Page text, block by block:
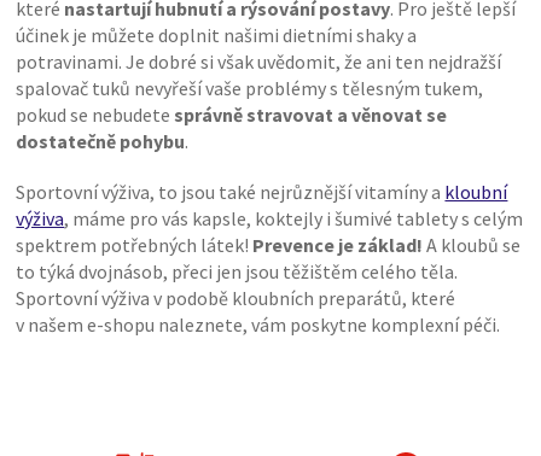
které nastartují hubnutí a rýsování postavy. Pro ještě lepší
účinek je můžete doplnit našimi dietními shaky a
potravinami. Je dobré si však uvědomit, že ani ten nejdražší
spalovač tuků nevyřeší vaše problémy s tělesným tukem,
pokud se nebudetesprávně stravovat a věnovat se
dostatečně pohybu.
Sportovní výživa, to jsou také nejrůznější vitamíny a kloubní
výživa, máme pro vás kapsle, koktejly i šumivé tablety s celým
spektrem potřebných látek! Prevence je základ! A kloubů se
to týká dvojnásob, přeci jen jsou těžištěm celého těla.
Sportovní výživa v podobě kloubních preparátů, které
v našem e-shopu naleznete, vám poskytne komplexní péči.